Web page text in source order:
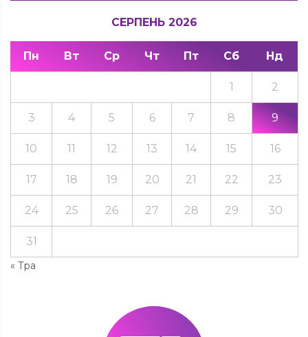
СЕРПЕНЬ 2026
Пн Вт Ср Чт Пт Сб Нд
« Тра
1 2
3 4 5 6 7 8 9
10 11 12 13 14 15 16
17 18 19 20 21 22 23
24 25 26 27 28 29 30
31